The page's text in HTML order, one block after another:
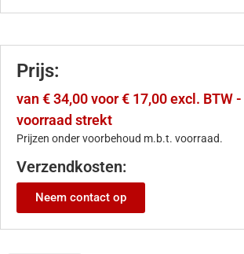
Prijs:
van € 34,00 voor € 17,00 excl. BTW
voorraad strekt
Prijzen onder voorbehoud m.b.t. voorraad.
Verzendkosten:
Neem contact op